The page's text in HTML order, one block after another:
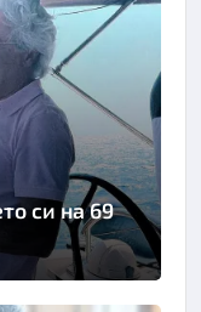
си на 69